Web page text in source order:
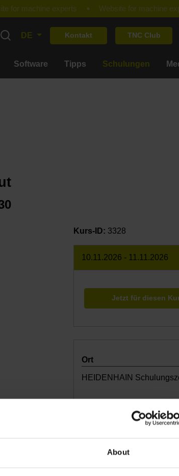
About
DE Kontakt TNC Club
Software Tipps Schulungen
Kurs-ID: 3328
10.11.2026 - 11.11.2026
Jetzt für diesen
Ort
HEIDENHAIN
Exklusiv für TNC Club